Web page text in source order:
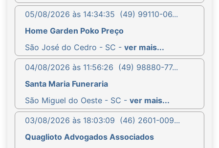
05/08/2026 às 14:34:35 (49) 99110-06...
Home Garden Poko Preço
São José do Cedro - SC - ver mais...
04/08/2026 às 11:56:26 (49) 98880-77...
Santa Maria Funeraria
São Miguel do Oeste - SC - ver mais...
03/08/2026 às 18:03:09 (46) 2601-009...
Quaglioto Advogados Associados